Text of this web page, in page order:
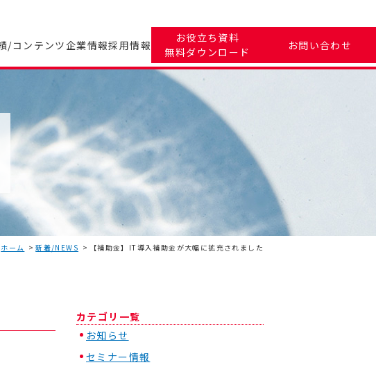
/コンテンツ企業情報採用情報
お役立ち資料
無料ダウンロード
お問い合わせ
ホーム 新着/NEWS 【補助金】IT導入補助金が大幅に拡充されました
カテゴリ一覧
お知らせ
セミナー情報